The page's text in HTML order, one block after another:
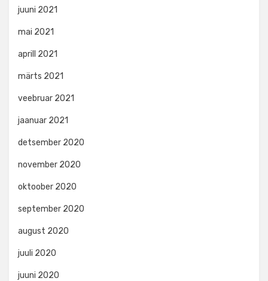
juuni 2021
mai 2021
aprill 2021
märts 2021
veebruar 2021
jaanuar 2021
detsember 2020
november 2020
oktoober 2020
september 2020
august 2020
juuli 2020
juuni 2020